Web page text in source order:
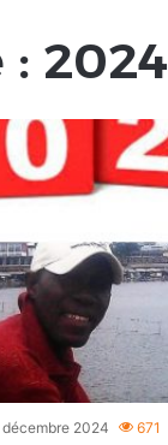
: 2024
décembre 2024 671